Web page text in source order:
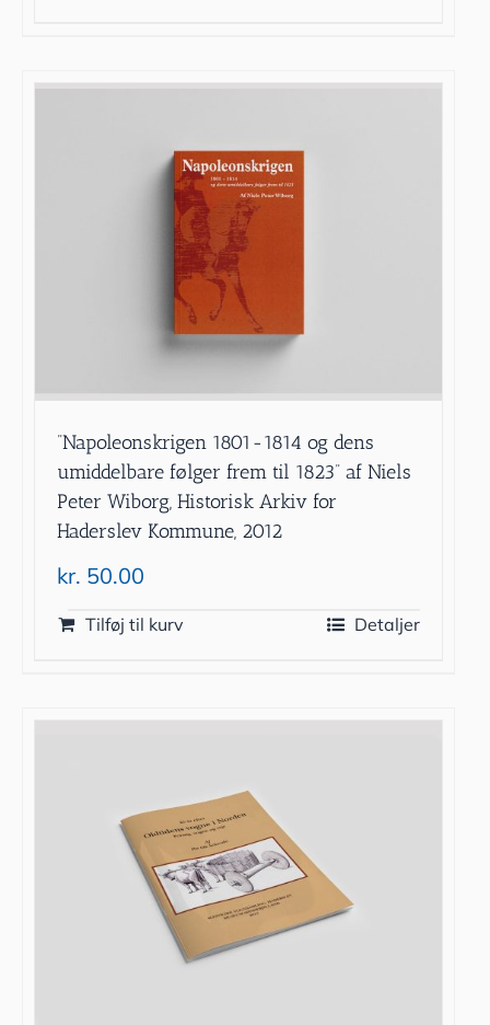
”Napoleonskrigen 1801-1814 og dens
umiddelbare følger frem til 1823” af Niels
Peter Wiborg, Historisk Arkiv for
Haderslev Kommune, 2012
kr. 50.00
Tilføj til kurv Detaljer